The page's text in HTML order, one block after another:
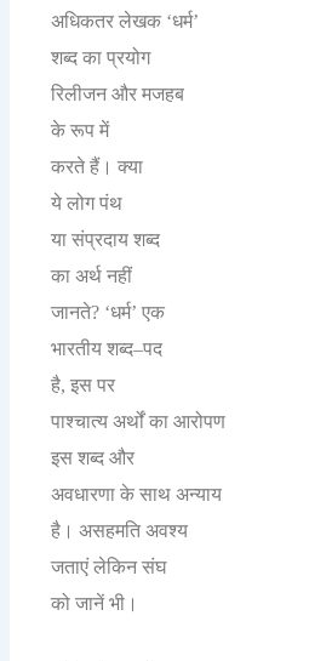
अधिकतर लेखक ‘धर्म’
शब्द का प्रयोग
रिलीजनऔर मजहब
के रूप में
करते हैं। क्या
ये लोगपंथ
या संप्रदाय शब्द
का अर्थ नहीं
जानते? ‘धर्म’एक
भारतीय शब्द–पद
है,इस पर
पाश्चात्य अर्थोंका आरोपण
इस शब्द और
अवधारणा के साथ अन्याय
है। असहमति अवश्य
जताएंलेकिनसंघ
को जानेंभी।